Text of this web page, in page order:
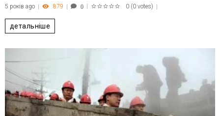
5 років ago
879 0 0 (0 votes)
детальніше